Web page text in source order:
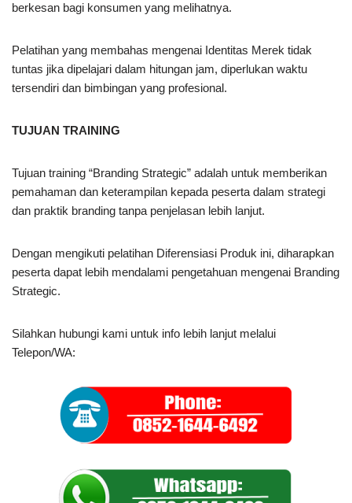
berkesan bagi konsumen yang melihatnya.
Pelatihan yang membahas mengenai Identitas Merek tidak
tuntas jika dipelajari dalam hitungan jam, diperlukan waktu
tersendiri dan bimbingan yang profesional.
TUJUAN TRAINING
Tujuan training “Branding Strategic” adalah untuk memberikan
pemahaman dan keterampilan kepada peserta dalam strategi
dan praktik branding tanpa penjelasan lebih lanjut.
Dengan mengikuti pelatihan Diferensiasi Produk ini, diharapkan
peserta dapat lebih mendalami pengetahuan mengenai Branding
Strategic.
Silahkan hubungi kami untuk info lebih lanjut melalui
Telepon/WA: